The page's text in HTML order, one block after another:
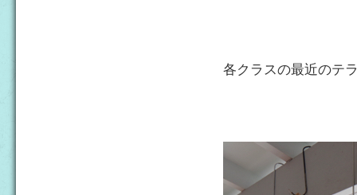
各クラスの最近のテ